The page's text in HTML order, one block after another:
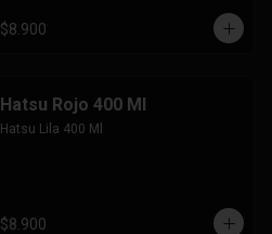
$8.900
Hatsu Rojo 400 Ml
Hatsu Lila 400 Ml
$8.900